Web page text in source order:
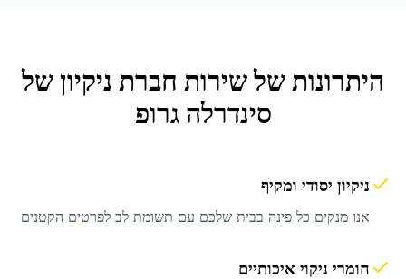
היתרונות של שירות חברת ניקיוןשל
סינדרלה גרופ
ניקיון יסודי ומקיף
אנו מנקים כל פינה בבית שלכם עם תשומת לב לפרטים הקטנים
חומרי ניקוי איכותיים